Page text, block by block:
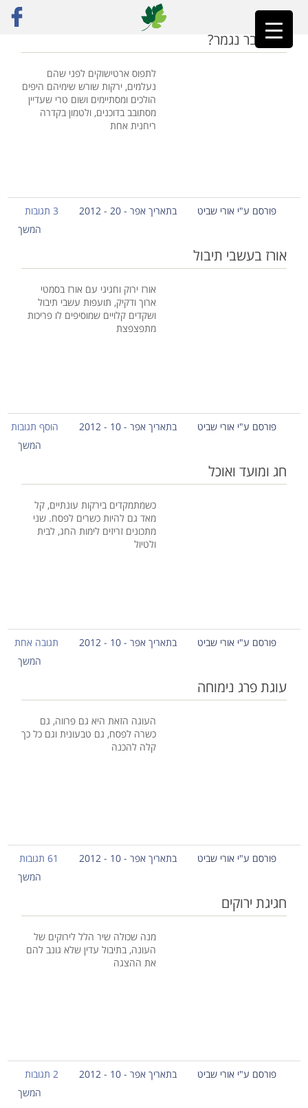
ראשי»כשר לפסח
מה, כבר נגמר?
לתפוס ארטישוקים לפני שהם
נעלמים, ירקות שורש שימיהם היפים
הולכים ומסתיימים ושום טרי שעדיין
מסתובב בדוכנים, ולטמון בקדרה
ריחנית אחת
פורסם ע"י אורי שביט בתאריך אפר - 20 - 2012
3 תגובות
המשך
אורז בעשבי תיבול
אורז ירוק וחגיגי עם אורז בסמטי
ארוך ודקיק, תועפות עשבי תיבול
ושקדים קלויים שמוסיפים לו פריכות
מתפצפצת
פורסם ע"י אורי שביט בתאריך אפר - 10 - 2012
הוסף תגובות
המשך
חג ומועד ואוכל
כשמתמקדים בירקות עונתיים, קל
מאד גם להיות כשרים לפסח. שני
מתכונים זריזים לימות החג, לבית
ולטיול
פורסם ע"י אורי שביט בתאריך אפר - 10 - 2012
תגובה אחת
המשך
עוגת פרג נימוחה
העוגה הזאת היא גם פרווה, גם
כשרה לפסח, גם טבעונית וגם כל כך
קלה להכנה
פורסם ע"י אורי שביט בתאריך אפר - 10 - 2012
61 תגובות
המשך
חגיגת ירוקים
מנה שכולה שיר הלל לירוקים של
העונה, בתיבול עדין שלא גונב להם
את ההצגה
פורסם ע"י אורי שביט בתאריך אפר - 10 - 2012
2 תגובות
המשך